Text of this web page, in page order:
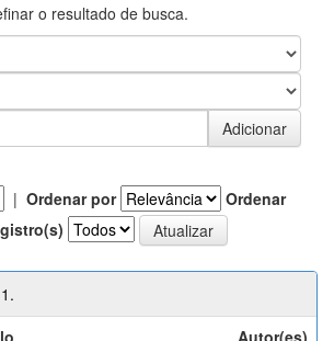
o resultado de busca.
| Ordenar por
Ordenar
Autor(es)